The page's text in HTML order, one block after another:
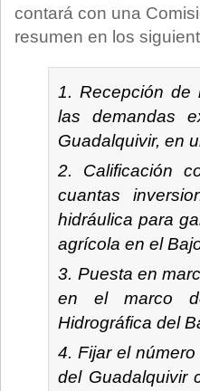
contará con una
resumen en los
Recepción de
las demandas
Guadalquivir, en
Calificación
cuantas
hidráulica para
agrícola en el
Puesta en
en el marco
Hidrográfica del
Fijar el
del Guadalquivir